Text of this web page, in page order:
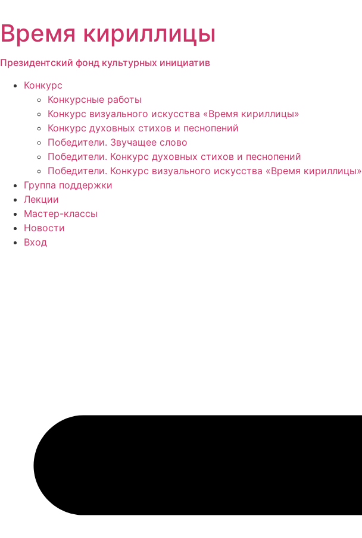
содержимому
Время кириллицы
Президентский фонд культурных инициатив
Конкурс
Конкурсные работы
Конкурс визуального искусства «Время кириллицы»
Конкурс духовных стихов и песнопений
Победители. Звучащее слово
Победители. Конкурс духовных стихов и песнопений
Победители. Конкурс визуального искусства «Время кириллицы»
Группа поддержки
Лекции
Мастер-классы
Новости
Вход